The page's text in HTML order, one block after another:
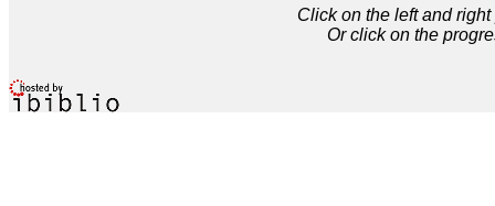
Click on the left and
Or click on the